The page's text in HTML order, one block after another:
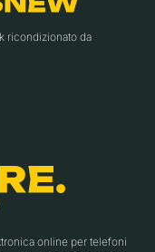
ricondizionato da
online per telefoni